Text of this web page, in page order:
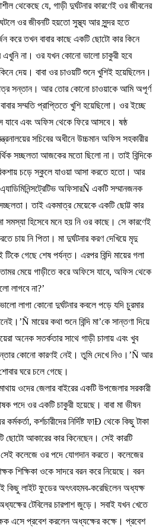
থেকেছে যে, গাড়ী দুর্ঘটনার কারণেই ওর জীবনের
ঘটলে ওর জীবনটি হয়তো সুস্থ্য আর সুন্দর হতে
করে তখন বাবার কাছে একটি ছোটো কার কিনে
এখুনি না। ওর যখন কোনো ভালো চাকুরী হবে
দেয়। বাবা ওর চাওয়টি শুনে খুশিই হয়েছিলেন।
সন্তান। আর তোর কোনো চাওয়াকে আমি অপূর্ণ
বাবার সম্মতি প্রাপ্তিতে খুশি হয়েছিলো। ওর ইচ্ছে
যাবে এবং অফিস থেকে ফিরে আসবে। ষষ্ঠ
সচিবের অধীনে উচ্চমান অফিস সহকারীর
সচ্ছলতা আজকের মতো ছিলো না। তাই বিন্দিকে
চড়ে স্কুলে যাওয়া আসা করতে হতো। আর
এ্যাডিমিনিন্সট্রেটিভ অফিসারÑ একটি সম্মানজনক
তাই একমাত্র মেয়েকে একটি ছোট্ট কার
সমস্যা হিসেবে মনে হয় নি ওর কাছে। সে কারণেই
চায় নি পিতা। মা দুর্ঘটনার করণ দেখিয়ে মৃদু
টিকে গেছে শেষ পর্যন্ত। এরপর বিন্দি মায়ের গলা
মেয়ে গাড়ীতে করে অফিসে যাবে, অফিস থেকে
লাগবে না?’
ভালো লাগা কোনো দুর্ঘটনার কবলে পড়ে যদি চুরমার
’Ñ মায়ের কথা শুনে বিন্দি মা’কে সান্তণা দিয়ে
অনেক সতর্কতার সাথে গাড়ী চালায় এবং খুব
কোনো কারণই নেই। তুমি দেখে নিও। ’Ñ আর
ঘরে চলে গেছে।
ওদের জেলার বাইরের একটি উপজেলার সরকারী
পদে ওর একটি চাকুরী হয়েছে। বাবা মা ভীষন
কর্মকর্তা, কর্শচারীদের নির্দিষ্ট ফাÐ থেকে কিছু টাকা
ছোটো আকারের কার কিনেছেন। সেই কারটি
সেই কলেজে ওর পদে যোগদান করতে। কলেজের
শিক্ষিকা ওকে সাদরে বরন করে নিয়েছে। বরন
কিছু লাইট ফুডের অৎৎবহমব-করেছিলেন অধ্যক্ষ
টেবিলের চারপাশ জুড়ে। সবাই যখন খেতে
এসে প্রবেশ করলেন অধ্যক্ষের কক্ষে। প্রবেশ